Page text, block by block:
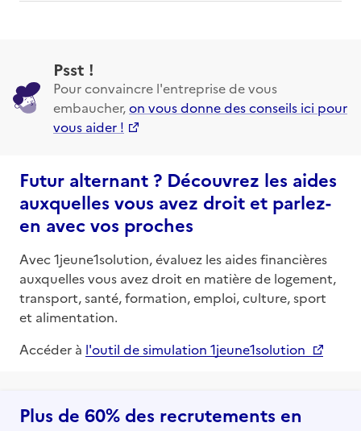
Psst !
Pour convaincre l'entreprise de vous
embaucher,on vous donne des conseils ici pour
vous aider !
Futur alternant ? Découvrez les aides
auxquelles vous avez droit et parlez-
en avec vos proches
Avec 1jeune1solution, évaluez les aides financières
auxquelles vous avez droit en matière de logement,
transport, santé, formation, emploi, culture, sport
et alimentation.
Accéder à l'outil de simulation 1jeune1solution
Plus de 60% des recrutements en